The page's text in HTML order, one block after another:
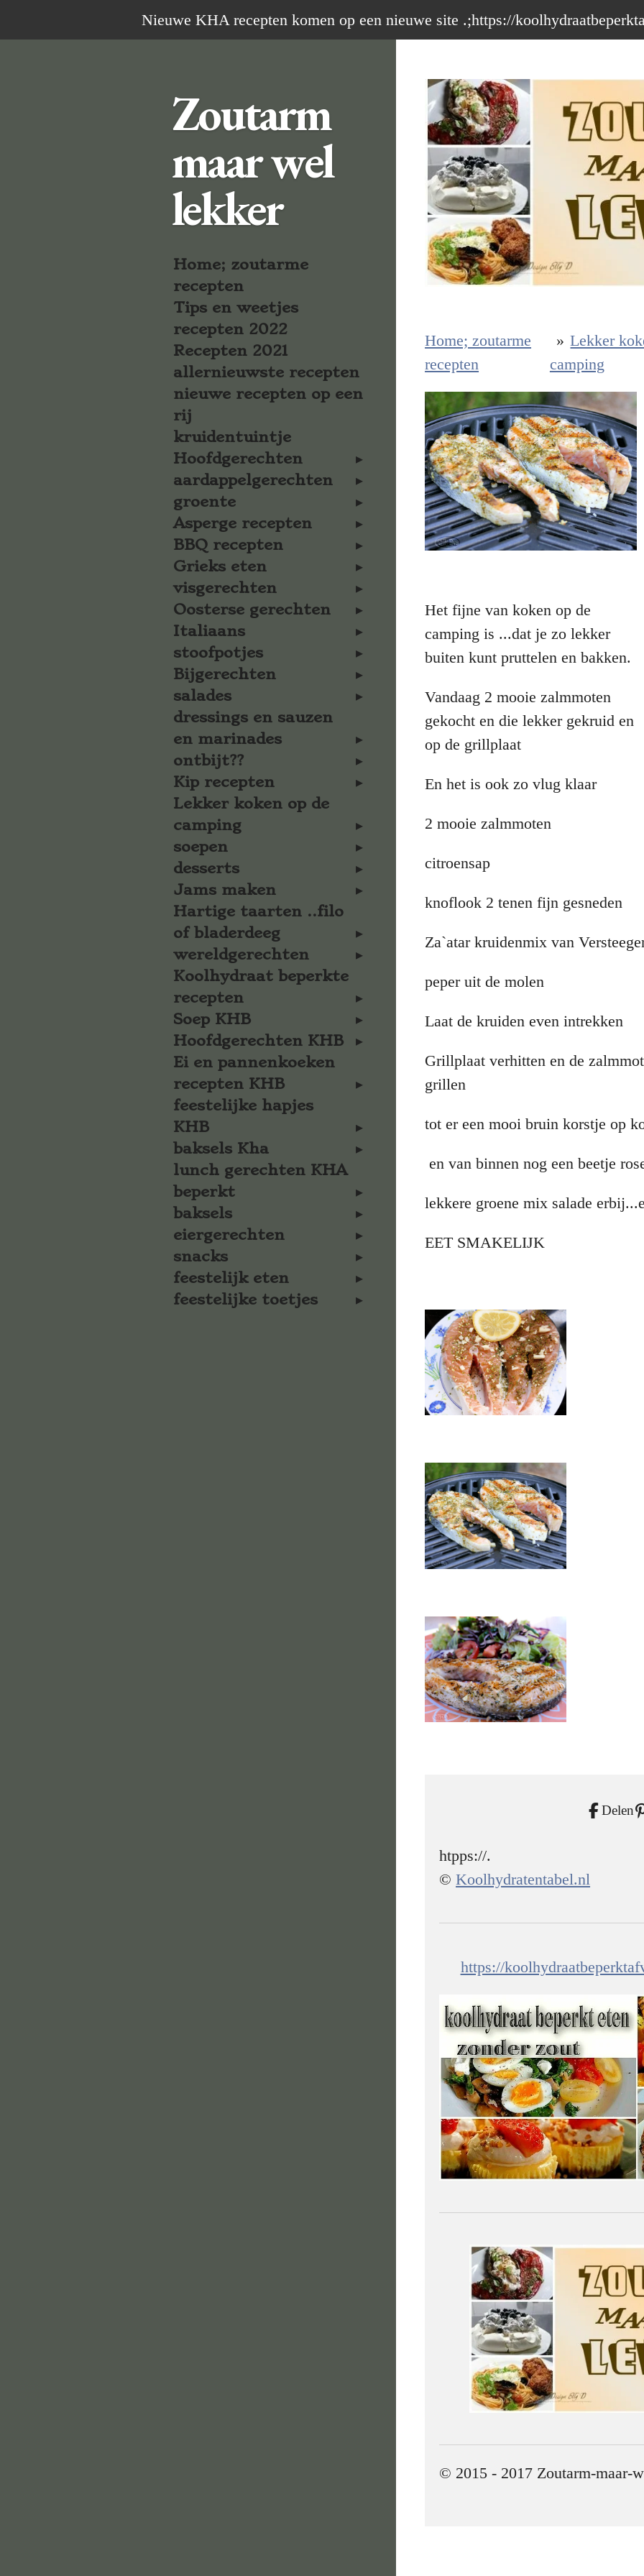
direct
Nieuwe KHA recepten komen op een nieuwe site .;https://
Home; zoutarme
recepten
» Lekker
camping
Het fijne van koken op de
camping is ...dat je zo lekker
buiten kunt pruttelen en bakken.
Vandaag 2 mooie zalmmoten
gekocht en die lekker gekruid en
op de grillplaat
En het is ook zo vlug klaar
2 mooie zalmmoten
citroensap
knoflook 2 tenen fijn gesneden
Za`atar kruidenmix van
peper uit de molen
Laat de kruiden even intrekken
Grillplaat verhitten en de
grillen
tot er een mooi bruin korstje op
en van binnen nog een beetje
lekkere groene mix salade
EET SMAKELIJK
Delen
htpps://.
©Koolhydratentabel.nl
https://
© 2015 - 2017 Zoutarm-maar-
Zoutarm
maar wel
lekker
Home; zoutarme
recepten
Tips en weetjes
recepten 2022
Recepten 2021
allernieuwste recepten
nieuwe recepten op een
rij
kruidentuintje
Hoofdgerechten
aardappelgerechten
groente
Asperge recepten
BBQ recepten
Grieks eten
visgerechten
Oosterse gerechten
Italiaans
stoofpotjes
Bijgerechten
salades
dressings en sauzen
en marinades
ontbijt??
Kip recepten
Lekker koken op de
camping
soepen
desserts
Jams maken
Hartige taarten ..filo
of bladerdeeg
wereldgerechten
Koolhydraat beperkte
recepten
Soep KHB
Hoofdgerechten KHB
Ei en pannenkoeken
recepten KHB
feestelijke hapjes
KHB
baksels Kha
lunch gerechten KHA
beperkt
baksels
eiergerechten
snacks
feestelijk eten
feestelijke toetjes